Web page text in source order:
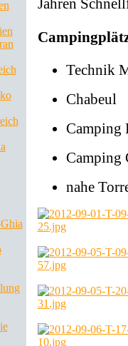
Jahren
Technik
Chabeul
Camping
Camping
nahe